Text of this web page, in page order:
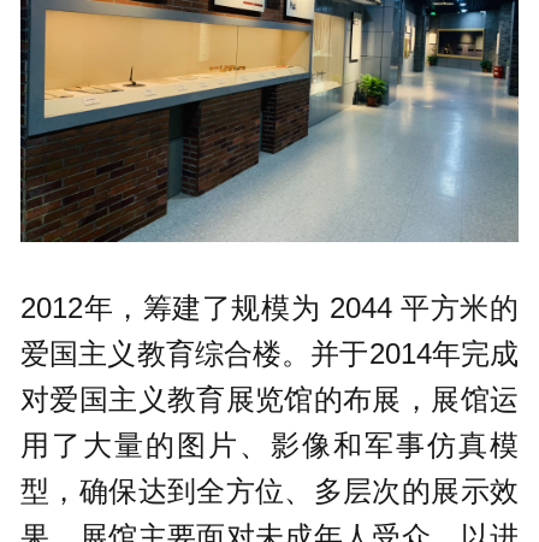
2012年，筹建了规模为 2044 平方米的
爱国主义教育综合楼。并于2014年完成
对爱国主义教育展览馆的布展，展馆运
用了大量的图片、影像和军事仿真模
型，确保达到全方位、多层次的展示效